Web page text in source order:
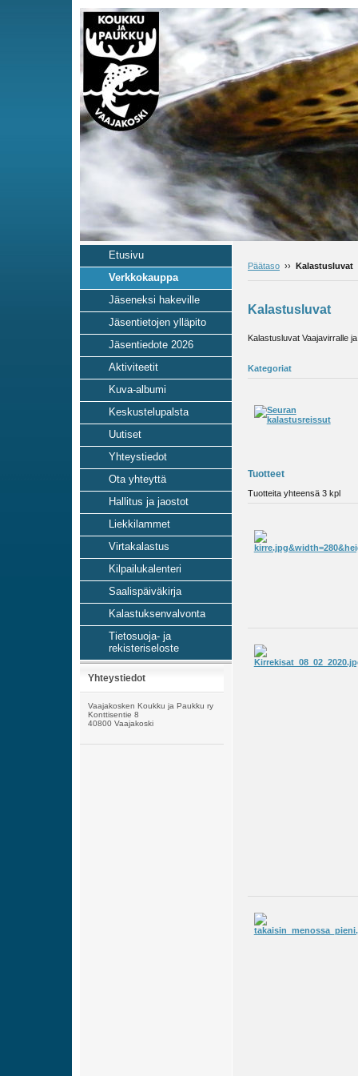
Etusivu
Verkkokauppa
Jäseneksi hakeville
Jäsentietojen ylläpito
Jäsentiedote 2026
Aktiviteetit
Kuva-albumi
Keskustelupalsta
Uutiset
Yhteystiedot
Ota yhteyttä
Hallitus ja jaostot
Liekkilammet
Virtakalastus
Kilpailukalenteri
Saalispäiväkirja
Kalastuksenvalvonta
Tietosuoja- ja
rekisteriseloste
Yhteystiedot
Vaajakosken Koukku ja Paukku ry
Konttisentie 8
40800 Vaajakoski
Päätaso ›› Kalastusluvat
Kalastusluvat
Kalastusluvat Vaajavirralle
Kategoriat
Tuotteet
Tuotteita yhteensä 3 kpl